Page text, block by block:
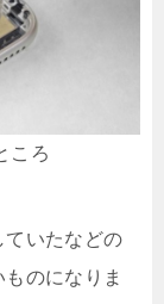
ころ
ていたなどの
のになりま